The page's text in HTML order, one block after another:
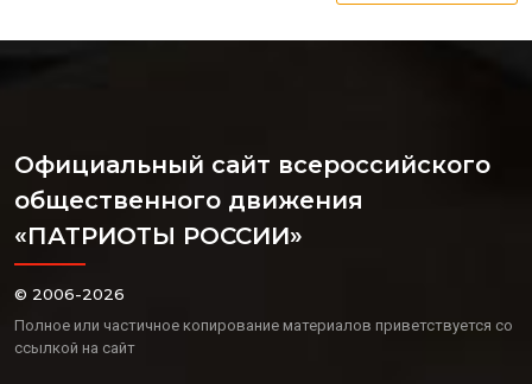
Официальный сайт всероссийского
общественного движения
«ПАТРИОТЫ РОССИИ»
© 2006-2026
Полное или частичное копирование материалов приветствуется со
ссылкой на сайт